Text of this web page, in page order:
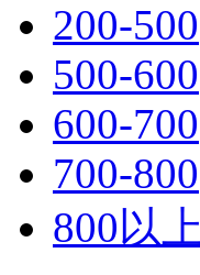
200-500
500-600
600-700
700-800
800以上